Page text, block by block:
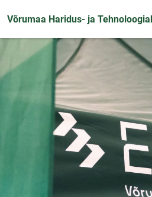
Võrumaa Haridus- ja
Front page